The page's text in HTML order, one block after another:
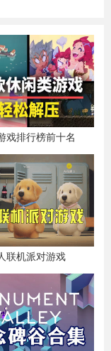
戏排行榜前十名
联机派对游戏